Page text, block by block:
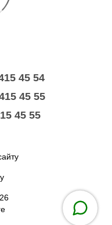
45 54
45 55
45 55